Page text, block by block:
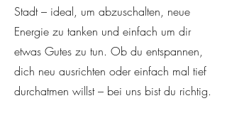
Stadt – ideal, um abzuschalten, neue
Energie zu tanken und einfach um dir
etwas Gutes zu tun. Ob du entspannen,
dich neu ausrichten oder einfach mal tief
durchatmen willst – bei uns bist du richtig.